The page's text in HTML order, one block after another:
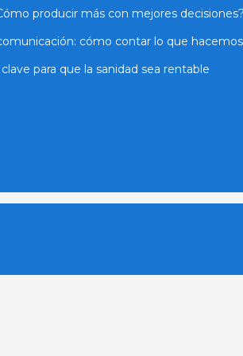
producir más con mejores
cómo contar lo que hacemos
para que la sanidad sea rentable